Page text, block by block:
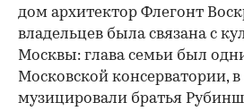
дом архитектор Флегонт
владельцев была связана с
Москвы: глава семьи был
Московской консерватории,
музицировали братья